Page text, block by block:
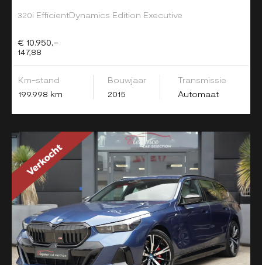
320i EfficientDynamics Edition Executive
€ 10.950,-
147,88
Km-stand
199.998 km
Bouwjaar
2015
Transmissie
Automaat